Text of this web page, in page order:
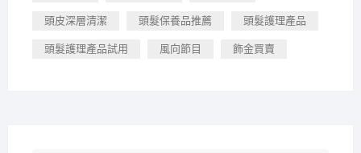
頭皮深層清潔 頭髮保養品推薦 頭髮護理產品
頭髮護理產品試用 風向節目 飾金買賣